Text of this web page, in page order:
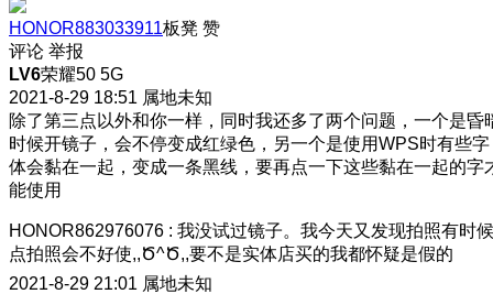
HONOR883033911板凳 赞
评论 举报
LV6荣耀50 5G
2021-8-29 18:51 属地未知
除了第三点以外和你一样，同时我还多了两个问题，一个是昏
时候开镜子，会不停变成红绿色，另一个是使用WPS时有些字
体会黏在一起，变成一条黑线，要再点一下这些黏在一起的字
能使用
HONOR862976076 : 我没试过镜子。我今天又发现拍照有时候
点拍照会不好使,,Ծ^Ծ,,要不是实体店买的我都怀疑是假的
2021-8-29 21:01 属地未知